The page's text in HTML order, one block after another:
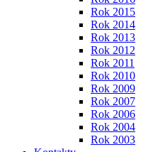
Rok 2015
Rok 2014
Rok 2013
Rok 2012
Rok 2011
Rok 2010
Rok 2009
Rok 2007
Rok 2006
Rok 2004
Rok 2003